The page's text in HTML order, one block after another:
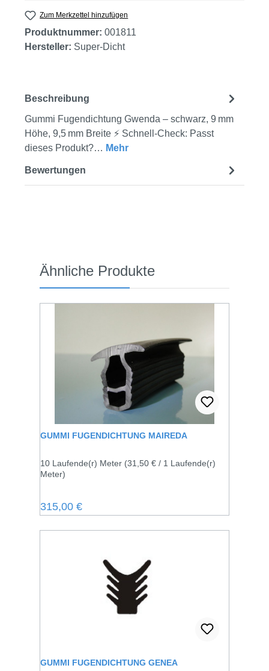
Zum Merkzettel hinzufügen
Produktnummer: 001811
Hersteller: Super-Dicht
Beschreibung
Gummi Fugendichtung Gwenda – schwarz, 9 mm
Höhe, 9,5 mm Breite ⚡ Schnell-Check: Passt
dieses Produkt?… Mehr
Bewertungen
Produktgalerie überspringen
Ähnliche Produkte
GUMMI FUGENDICHTUNG MAIREDA
10 Laufende(r) Meter (31,50 € / 1 Laufende(r)
Meter)
Regulärer Preis:
315,00 €
GUMMI FUGENDICHTUNG GENEA